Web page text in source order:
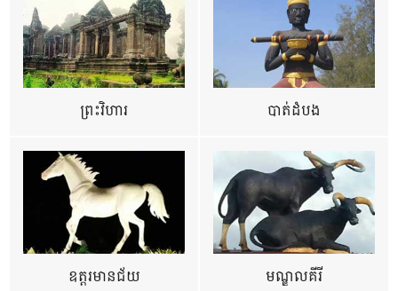
ព្រះវិហារ បាត់ដំបង
ឧត្ដរមានជ័យ មណ្ឌលគីរី